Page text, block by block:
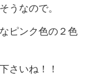
うなので。
ピンク色の２色
さいね！！